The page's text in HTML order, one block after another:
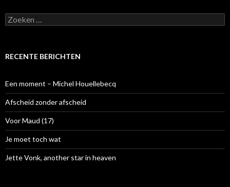
Z
o
e
a
a
r
:
RECENTE BERICHTEN
Een moment – Michel Houellebecq
Afscheid zonder afscheid
Voor Maud (17)
Je moet toch wat
Jette Vonk, another star in heaven